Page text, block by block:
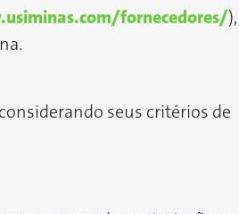
fornecedores/),
seus critérios de